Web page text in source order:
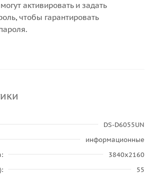
активировать и задать
чтобы гарантировать
DS-D6055UN
информационные
3840x2160
55